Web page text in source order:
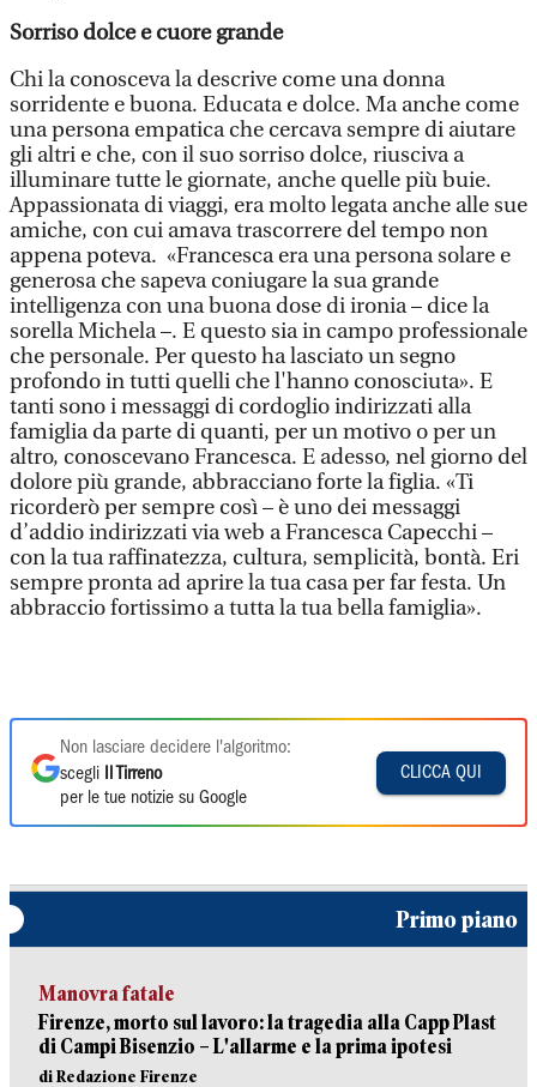
Sorriso dolce e cuore grande
Chi la conosceva la descrive come una donna
sorridente e buona. Educata e dolce. Ma anche come
una persona empatica che cercava sempre di aiutare
gli altri e che, con il suo sorriso dolce, riusciva a
illuminare tutte le giornate, anche quelle più buie.
Appassionata di viaggi, era molto legata anche alle sue
amiche, con cui amava trascorrere del tempo non
appena poteva. «Francesca era una persona solare e
generosa che sapeva coniugare la sua grande
intelligenza con una buona dose di ironia – dice la
sorella Michela –. E questo sia in campo professionale
che personale. Per questo ha lasciato un segno
profondo in tutti quelli che l'hanno conosciuta». E
tanti sono i messaggi di cordoglio indirizzati alla
famiglia da parte di quanti, per un motivo o per un
altro, conoscevano Francesca. E adesso, nel giorno del
dolore più grande, abbracciano forte la figlia. «Ti
ricorderò per sempre così – è uno dei messaggi
d’addio indirizzati via web a Francesca Capecchi –
con la tua raffinatezza, cultura, semplicità, bontà. Eri
sempre pronta ad aprire la tua casa per far festa. Un
abbraccio fortissimo a tutta la tua bella famiglia».
Non lasciare decidere l'algoritmo:
scegli
Il Tirreno
per le tue notizie su Google
CLICCA QUI
Primo piano
Manovra fatale
Firenze, morto sul lavoro: la tragedia alla Capp Plast
di Campi Bisenzio – L'allarme e la prima ipotesi
di Redazione Firenze